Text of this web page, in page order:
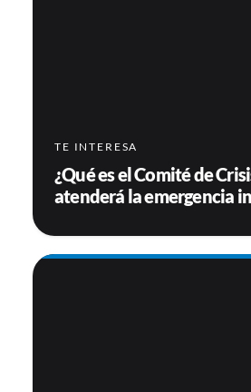
TE INTERESA
¿Qué es el Comité de
atenderá la emergencia